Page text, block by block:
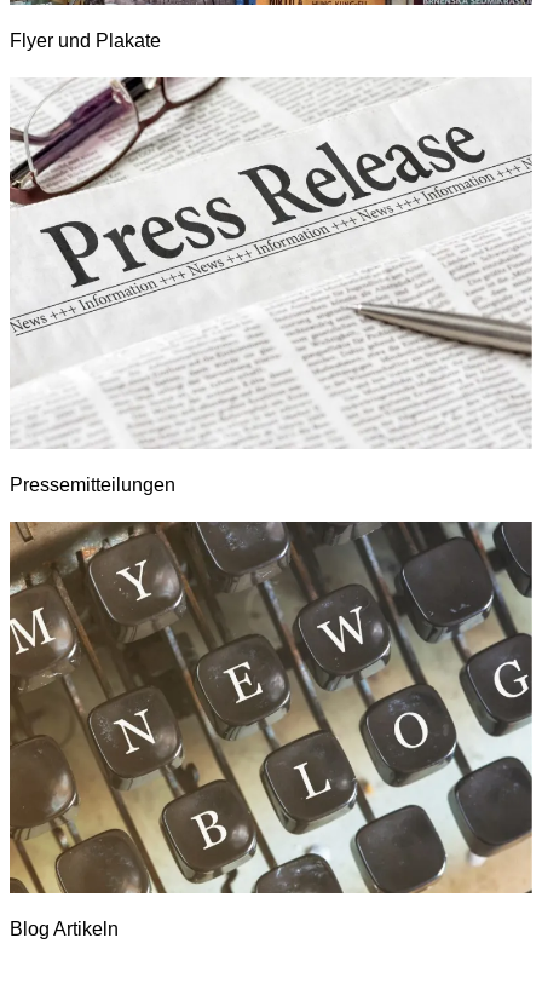
Flyer und Plakate
Pressemitteilungen
Blog Artikeln